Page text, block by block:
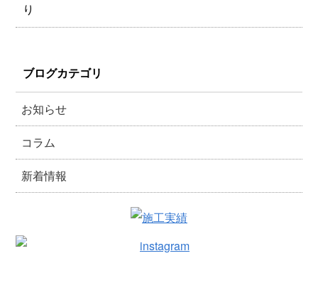
り
ブログカテゴリ
お知らせ
コラム
新着情報